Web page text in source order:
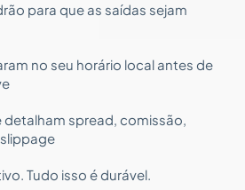
para que as saídas sejam
no seu horário local antes de
detalham spread, comissão,
Tudo isso é durável.